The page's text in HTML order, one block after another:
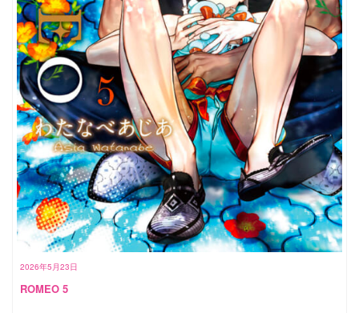
2026年5月23日
ROMEO 5